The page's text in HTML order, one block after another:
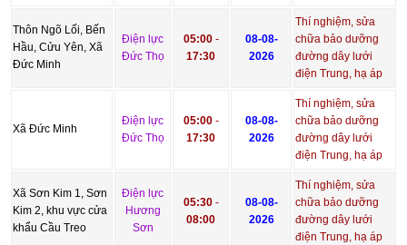
Thôn Ngõ Lối, Bến
Hầu, Cửu Yên, Xã
Đức Minh
Điện lực
Đức Thọ
05:00-
17:30
08-08-
2026
Thí nghiệm, sửa
chữa bảo dưỡng
đường dây lưới
điện Trung, hạ áp
Xã Đức Minh
Điện lực
Đức Thọ
05:00-
17:30
08-08-
2026
Thí nghiệm, sửa
chữa bảo dưỡng
đường dây lưới
điện Trung, hạ áp
Xã Sơn Kim 1, Sơn
Kim 2, khu vực cửa
khẩu Cầu Treo
Điện lực
Hương
Sơn
05:30-
08:00
08-08-
2026
Thí nghiệm, sửa
chữa bảo dưỡng
đường dây lưới
điện Trung, hạ áp